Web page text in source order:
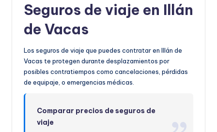
Seguros de viaje en Illán
de Vacas
Los seguros de viaje que puedes contratar en Illán de
Vacas te protegen durante desplazamientos por
posibles contratiempos como cancelaciones, pérdidas
de equipaje, o emergencias médicas.
Comparar precios de seguros de
viaje